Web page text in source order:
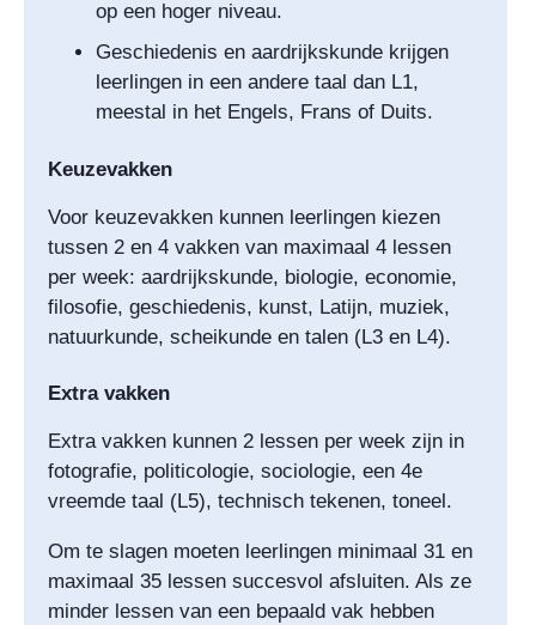
op een hoger niveau.
Geschiedenis en aardrijkskunde krijgen
leerlingen in een andere taal dan L1,
meestal in het Engels, Frans of Duits.
Keuzevakken
Voor keuzevakken kunnen leerlingen kiezen
tussen 2 en 4 vakken van maximaal 4 lessen
per week: aardrijkskunde, biologie, economie,
filosofie, geschiedenis, kunst, Latijn, muziek,
natuurkunde, scheikunde en talen (L3 en L4).
Extra vakken
Extra vakken kunnen 2 lessen per week zijn in
fotografie, politicologie, sociologie, een 4e
vreemde taal (L5), technisch tekenen, toneel.
Om te slagen moeten leerlingen minimaal 31 en
maximaal 35 lessen succesvol afsluiten. Als ze
minder lessen van een bepaald vak hebben